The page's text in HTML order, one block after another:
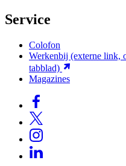
Service
Colofon
Werkenbij (externe link,
tabblad)
Magazines